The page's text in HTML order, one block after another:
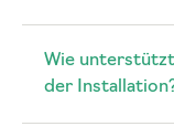
Wie
der